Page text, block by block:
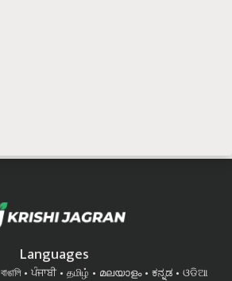
Languages
বাঙালি ਪੰਜਾਬੀ தமிழ் മലയാളം ಕನ್ನಡ
ଓଡିଆ